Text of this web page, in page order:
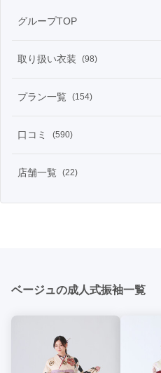
グループTOP
取り扱い衣装 (98)
プラン一覧 (154)
口コミ (590)
店舗一覧 (22)
ベージュの成人式振袖一覧